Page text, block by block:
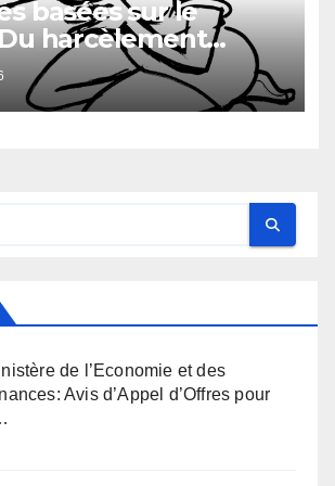
basées sur le
harcèlement
de l’Economie et des
Avis d’Appel d’Offres pour